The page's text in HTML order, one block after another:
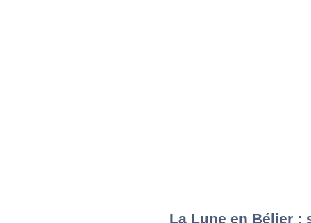
La Lune en Bélier :